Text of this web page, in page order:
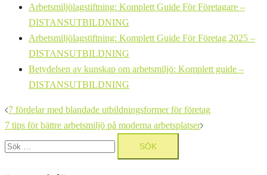
Arbetsmiljölagstiftning: Komplett Guide För Företagare –
DISTANSUTBILDNING
Arbetsmiljölagstiftning: Komplett Guide För Företag 2025 –
DISTANSUTBILDNING
Betydelsen av kunskap om arbetsmiljö: Komplett guide –
DISTANSUTBILDNING
Inläggsnavigering
7 fördelar med blandade utbildningsformer för företag
7 tips för bättre arbetsmiljö på moderna arbetsplatser
Sök
efter: